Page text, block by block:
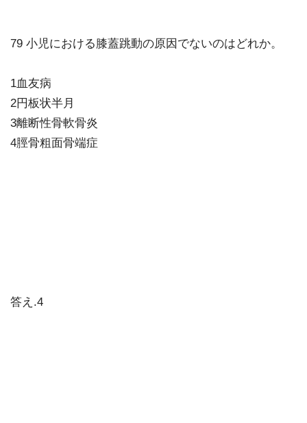
79 小児における膝蓋跳動の原因でないのはどれか。
1血友病
2円板状半月
3離断性骨軟骨炎
4脛骨粗面骨端症
答え.4